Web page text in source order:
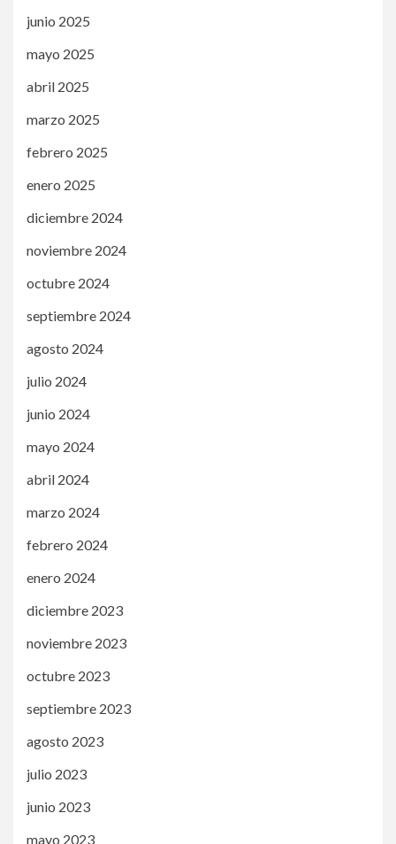
junio 2025
mayo 2025
abril 2025
marzo 2025
febrero 2025
enero 2025
diciembre 2024
noviembre 2024
octubre 2024
septiembre 2024
agosto 2024
julio 2024
junio 2024
mayo 2024
abril 2024
marzo 2024
febrero 2024
enero 2024
diciembre 2023
noviembre 2023
octubre 2023
septiembre 2023
agosto 2023
julio 2023
junio 2023
mayo 2023